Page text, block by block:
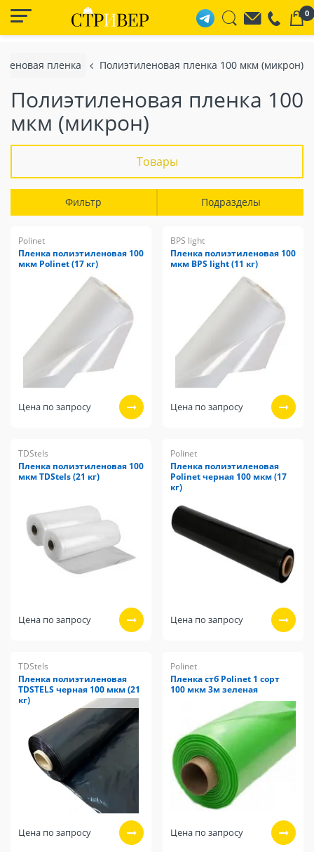
0
пленка Полиэтиленовая пленка 100 мкм (микрон)
Полиэтиленовая пленка 100
мкм (микрон)
Товары
Фильтр Подразделы
Polinet
Пленка полиэтиленовая 100
мкм Polinet (17 кг)
Цена по запросу
BPS light
Пленка полиэтиленовая 100
мкм BPS light (11 кг)
Цена по запросу
TDStels
Пленка полиэтиленовая 100
мкм TDStels (21 кг)
Цена по запросу
Polinet
Пленка полиэтиленовая
Polinet черная 100 мкм (17
кг)
Цена по запросу
TDStels
Пленка полиэтиленовая
TDSTELS черная 100 мкм (21
кг)
Цена по запросу
Polinet
Пленка стб Polinet 1 сорт
100 мкм 3м зеленая
Цена по запросу